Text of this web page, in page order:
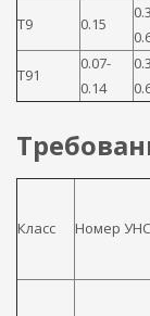
T9
0.15
T91
0.07-
0.14
Класс Номер УНС